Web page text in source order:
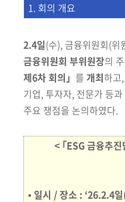
1. 회의 개요
2.4일(수), 금융위원회(위
금융위원회 부위원장의
제6차 회의」 를 개최하고,
기업, 투자자, 전문가 등
주요 쟁점을 논의하였다.
< ｢ESG 금융추
▪ 일시 / 장소 : ‘26.2.4